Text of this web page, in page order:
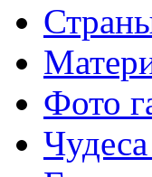
Фото
Чудеса